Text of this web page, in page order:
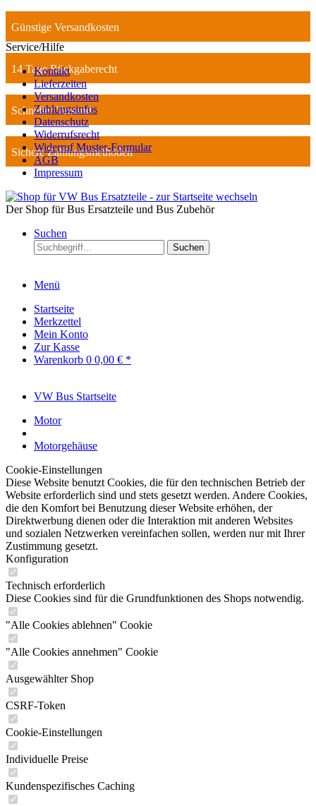
Günstige Versandkosten
14 Tage Rückgaberecht
Schneller Versand
Sichere Zahlungsmethoden
Service/Hilfe
Kontakt
Lieferzeiten
Versandkosten
Zahlungsinfos
Datenschutz
Widerrufsrecht
Widerruf Muster-Formular
AGB
Impressum
Der Shop für Bus Ersatzteile und Bus Zubehör
Suchen
Suchen
Menü
Startseite
Merkzettel
Mein Konto
Zur Kasse
Warenkorb 0 0,00 € *
VW Bus Startseite
Motor
Motorgehäuse
Cookie-Einstellungen
Diese Website benutzt Cookies, die für den technischen Betrieb der
Website erforderlich sind und stets gesetzt werden. Andere Cookies,
die den Komfort bei Benutzung dieser Website erhöhen, der
Direktwerbung dienen oder die Interaktion mit anderen Websites
und sozialen Netzwerken vereinfachen sollen, werden nur mit Ihrer
Zustimmung gesetzt.
Konfiguration
Technisch erforderlich
Diese Cookies sind für die Grundfunktionen des Shops notwendig.
"Alle Cookies ablehnen" Cookie
"Alle Cookies annehmen" Cookie
Ausgewählter Shop
CSRF-Token
Cookie-Einstellungen
Individuelle Preise
Kundenspezifisches Caching